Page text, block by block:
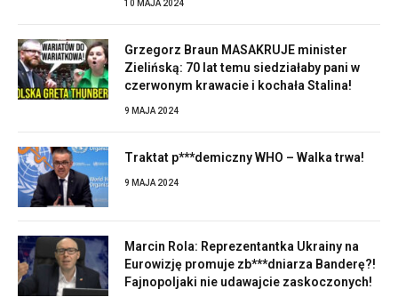
10 MAJA 2024
Grzegorz Braun MASAKRUJE minister
Zielińską: 70 lat temu siedziałaby pani w
czerwonym krawacie i kochała Stalina!
9 MAJA 2024
Traktat p***demiczny WHO – Walka trwa!
9 MAJA 2024
Marcin Rola: Reprezentantka Ukrainy na
Eurowizję promuje zb***dniarza Banderę?!
Fajnopoljaki nie udawajcie zaskoczonych!